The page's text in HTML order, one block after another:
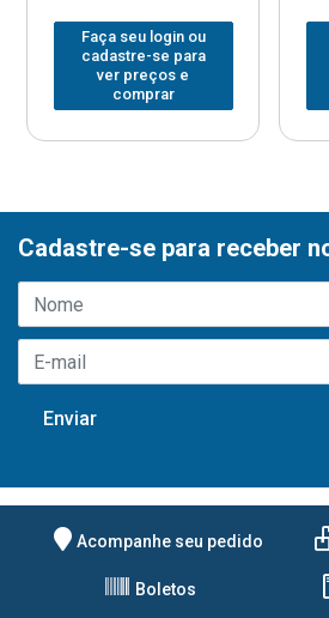
Faça seu login ou
cadastre-se para
ver preços e
comprar
Cadastre-se para receber
Acompanhe seu pedido
Boletos